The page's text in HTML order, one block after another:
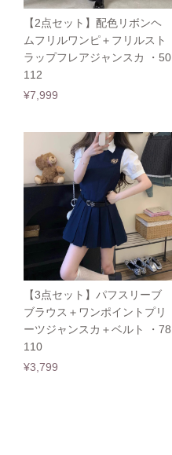
【2点セット】配色リボンヘ
ムフリルワンピ＋フリルスト
ラップフレアジャンスカ ・50
112
¥7,999
【3点セット】パフスリーブ
ブラウス＋ワンポイントプリ
ーツジャンスカ＋ベルト ・78
110
¥3,799